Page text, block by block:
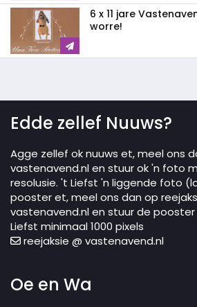
6 x 11 jare
worre!
Edde zellef Nuuws?
Agge zellef ok nuuws et, meel ons
vastenavend.nl en stuur ok 'n foto
resolusie. 't Liefst 'n liggende foto
pooster et, meel ons dan op
vastenavend.nl en stuur de
Liefst minimaal 1000 pixels
reejaksie @ vastenavend.nl
Oe en Wa